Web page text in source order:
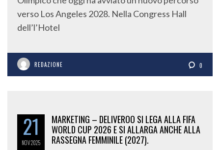
verso Los Angeles 2028. Nella Congress Hall
dell’l’Hotel
21
NOV 2025
WORLD CUP 2026 E SI ALLARGA ANCHE ALLA
RASSEGNA FEMMINILE (2027).